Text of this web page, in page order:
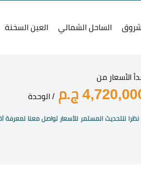
الساحل الشمالي العين السخنة
الأسعار من
ج.م / الوحدة
نظرا للتحديث المستمر للأسعار تواصل معنا لمعرفة